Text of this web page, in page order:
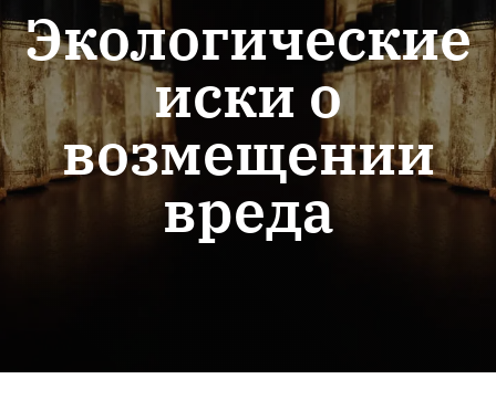
Экологические
иски о
возмещении
вреда